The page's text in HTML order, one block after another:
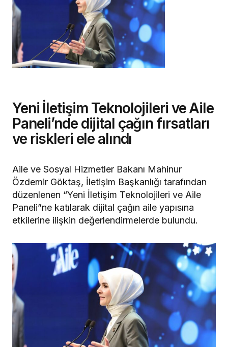
Yeni İletişim Teknolojileri ve Aile
Paneli’nde dijital çağın fırsatları
ve riskleri ele alındı
Aile ve Sosyal Hizmetler Bakanı Mahinur
Özdemir Göktaş, İletişim Başkanlığı tarafından
düzenlenen “Yeni İletişim Teknolojileri ve Aile
Paneli”ne katılarak dijital çağın aile yapısına
etkilerine ilişkin değerlendirmelerde bulundu.